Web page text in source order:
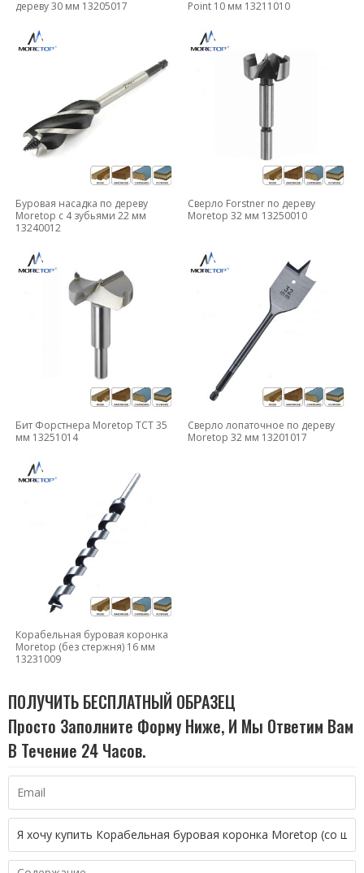
дереву 30 мм 13205017
Point 10 мм 13211010
Буровая насадка по дереву
Moretop с 4 зубьями 22 мм
13240012
Сверло Forstner по дереву
Moretop 32 мм 13250010
Бит Форстнера Moretop TCT 35
мм 13251014
Сверло лопаточное по дереву
Moretop 32 мм 13201017
Корабельная буровая коронка
Moretop (без стержня) 16 мм
13231009
ПОЛУЧИТЬ БЕСПЛАТНЫЙ ОБРАЗЕЦ
Просто Заполните Форму Ниже, И Мы Ответим Вам
В Течение 24 Часов.